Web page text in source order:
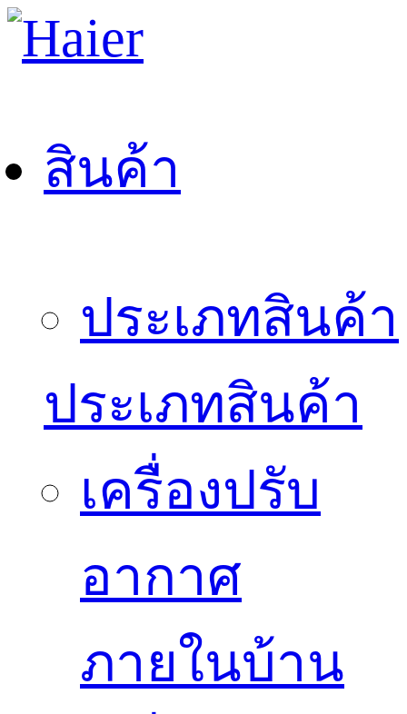
สินค้า
ประเภทสินค้า
ประเภทสินค้า
เครื่องปรับ
อากาศ
ภายในบ้าน